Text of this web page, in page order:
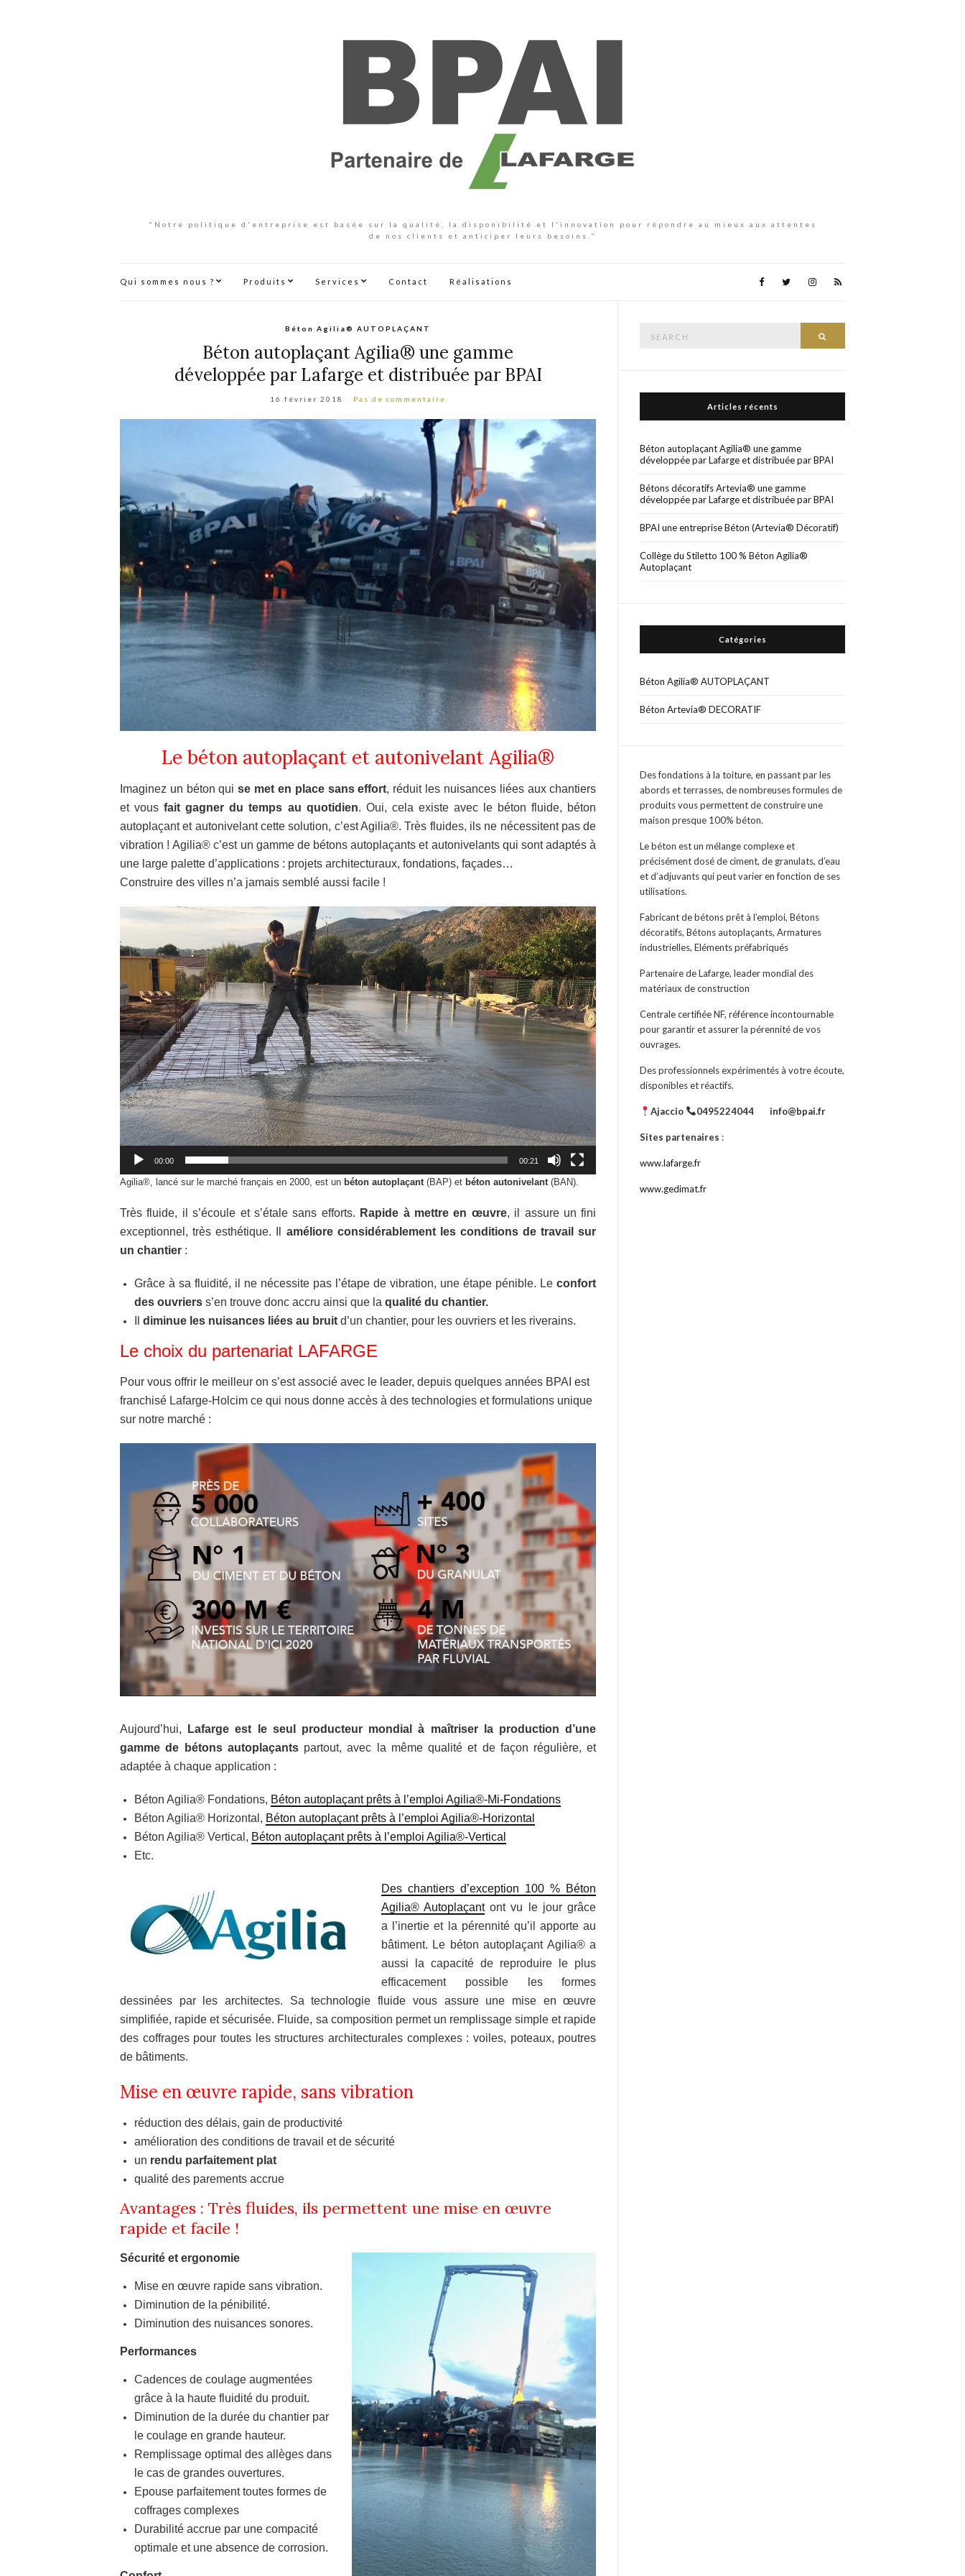
"Notre politique d'entreprise est basée sur la qualité, la disponibilité et l'innovation pour répondre au mieux aux attentes
de nos clients et anticiper leurs besoins."
Qui sommes nous ? Produits Services Contact Réalisations
Béton Agilia® AUTOPLAÇANT
Béton autoplaçant Agilia® une gamme
développée par Lafarge et distribuée par BPAI
16 février 2018 Pas de commentaire
Le béton autoplaçant et autonivelant Agilia®
Imaginez un béton quise met en place sans effort, réduit les nuisances liées aux chantiers
et vous fait gagner du temps au quotidien. Oui, cela existe avec le béton fluide, béton
autoplaçant et autonivelant cette solution, c’est Agilia®. Très fluides, ils ne nécessitent pas de
vibration ! Agilia® c’est un gamme de bétons autoplaçants et autonivelants qui sont adaptés à
une large palette d’applications : projets architecturaux, fondations, façades…
Construire des villes n’a jamais semblé aussi facile !
Lecteur
00:00 00:21
Agilia®, lancé sur le marché français en 2000, est un béton autoplaçant (BAP) et béton autonivelant (BAN).
Très fluide, il s’écoule et s’étale sans efforts. Rapide à mettre en œuvre, il assure un fini
exceptionnel, très esthétique. Il améliore considérablement les conditions de travail sur
un chantier :
Grâce à sa fluidité, il ne nécessite pas l’étape de vibration, une étape pénible. Leconfort
des ouvriers s’en trouve donc accru ainsi que la qualité du chantier.
diminue les nuisances liées au bruit d’un chantier, pour les ouvriers et les riverains.
Le choix du partenariat LAFARGE
Pour vous offrir le meilleur on s’est associé avec le leader, depuis quelques années BPAI est
franchisé Lafarge-Holcim ce qui nous donne accès à des technologies et formulations unique
sur notre marché :
Aujourd’hui,
Lafarge est le seul producteur mondial à maîtriser la production d’une
gamme de bétons autoplaçantspartout, avec la même qualité et de façon régulière, et
adaptée à chaque application :
Béton Agilia® Fondations, Béton autoplaçant prêts à l’emploi Agilia®-Mi-Fondations
Béton Agilia® Horizontal, Béton autoplaçant prêts à l’emploi Agilia®-Horizontal
Béton Agilia® Vertical, Béton autoplaçant prêts à l’emploi Agilia®-Vertical
Etc.
Des chantiers d’exception 100 % Béton
Agilia® Autoplaçant ont vu le jour grâce
a l’inertie et la pérennité qu’il apporte au
bâtiment. Le béton autoplaçant Agilia® a
aussi la capacité de reproduire le plus
efficacement possible les formes
dessinées par les architectes. Sa technologie fluide vous assure une mise en œuvre
simplifiée, rapide et sécurisée. Fluide, sa composition permet un remplissage simple et rapide
des coffrages pour toutes les structures architecturales complexes : voiles, poteaux, poutres
de bâtiments.
Mise en œuvre rapide, sans vibration
réduction des délais, gain de productivité
amélioration des conditions de travail et de sécurité
un rendu parfaitement plat
qualité des parements accrue
Avantages : Très fluides, ils permettent une mise en œuvre
rapide et facile !
Sécurité et ergonomie
Mise en œuvre rapide sans vibration.
Diminution de la pénibilité.
Diminution des nuisances sonores.
Performances
Cadences de coulage augmentées
grâce à la haute fluidité du produit.
Diminution de la durée du chantier par
le coulage en grande hauteur.
Remplissage optimal des allèges dans
le cas de grandes ouvertures.
Epouse parfaitement toutes formes de
coffrages complexes
Durabilité accrue par une compacité
optimale et une absence de corrosion.
Articles récents
Béton autoplaçant Agilia® une gamme
développée par Lafarge et distribuée par BPAI
Bétons décoratifs Artevia® une gamme
développée par Lafarge et distribuée par BPAI
BPAI une entreprise Béton (Artevia® Décoratif)
Collège du Stiletto 100 % Béton Agilia®
Autoplaçant
Catégories
Béton Agilia® AUTOPLAÇANT
Béton Artevia® DECORATIF
Des fondations à la toiture, en passant par les
abords et terrasses, de nombreuses formules de
produits vous permettent de construire une
maison presque 100% béton.
Le béton est un mélange complexe et
précisément dosé de ciment, de granulats, d’eau
et d’adjuvants qui peut varier en fonction de ses
utilisations.
Fabricant de bétons prêt à l’emploi, Bétons
décoratifs, Bétons autoplaçants, Armatures
industrielles, Eléments préfabriqués
Partenaire de Lafarge, leader mondial des
matériaux de construction
Centrale certifiée NF, référence incontournable
pour garantir et assurer la pérennité de vos
ouvrages.
Des professionnels expérimentés à votre écoute,
disponibles et réactifs.
Ajaccio 0495224044 info@bpai.fr
Sites partenaires :
www.lafarge.fr
www.gedimat.fr